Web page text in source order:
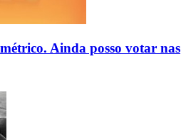
Ainda posso votar nas